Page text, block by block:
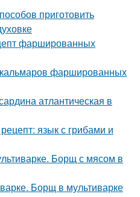
приготовить
фаршированных
фаршированных
атлантическая в
язык с грибами и
Борщ с мясом в
Борщ в мультиварке